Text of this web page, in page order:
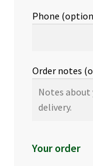
Phone
Order notes
Your order